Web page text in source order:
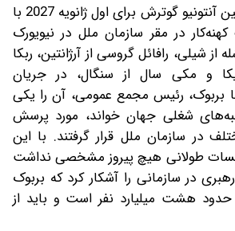
ماراتن انتخاب جانشین آنتونیو گوترش برای اول ژانویه 2027 با
در مقر سازمان ملل در نیویورک
شیلی، رافائل گروسی از آرژانتین، ربکا
و مکی سال از سنگال، در جریان
بربوک، رئیس مجمع عمومی، آن را یکی
شغلی جهان خواند، مورد پرسش
در سازمان ملل قرار گرفتند. با این
طولانی هیچ پیروز مشخصی نداشت
در سازمانی را آشکار کرد که بربوک
هشت میلیارد نفر است و باید از